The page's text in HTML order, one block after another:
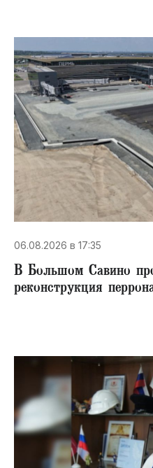
06.08.2026 в 17:35
В Большом Савино
реконструкция